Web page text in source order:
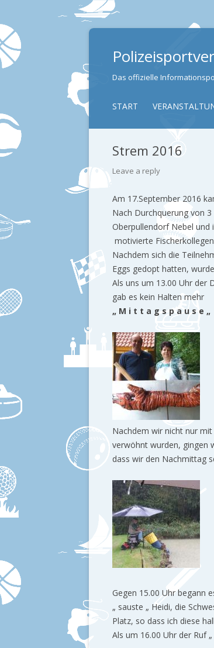
Das offizielle
START
Strem 2016
Leave a reply
Am 17.September 2016
Nach Durchquerung von
Oberpullendorf Nebel und
motivierte
Nachdem sich die
Eggs gedopt hatten,
Als uns um 13.00 Uhr der
gab es kein Halten mehr
„ M i t t a g s p a u s e „
Nachdem wir nicht nur
verwöhnt wurden, gingen
dass wir den Nachmittag
Gegen 15.00 Uhr begann
„ sauste „ Heidi, die
Platz, so dass ich diese
Als um 16.00 Uhr der Ruf